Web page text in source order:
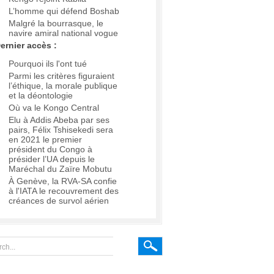
L’homme qui défend Boshab
Malgré la bourrasque, le
navire amiral national vogue
accès :
Pourquoi ils l'ont tué
Parmi les critères figuraient
l’éthique, la morale publique
et la déontologie
Où va le Kongo Central
Elu à Addis Abeba par ses
pairs, Félix Tshisekedi sera
en 2021 le premier
président du Congo à
présider l’UA depuis le
Maréchal du Zaïre Mobutu
À Genève, la RVA-SA confie
à l'IATA le recouvrement des
créances de survol aérien